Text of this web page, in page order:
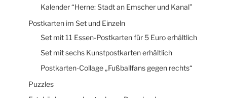
Kalender “Herne: Stadt an Emscher und Kanal”
Postkarten im Set und Einzeln
Set mit 11 Essen-Postkarten für 5 Euro erhältlich
Set mit sechs Kunstpostkarten erhältlich
Postkarten-Collage „Fußballfans gegen rechts“
Puzzles